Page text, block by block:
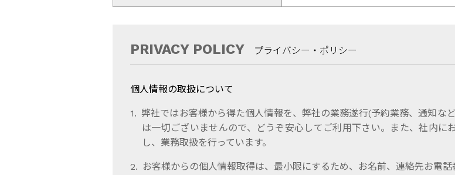
PRIVACY POLICY プライバシー・ポリシー
個人情報の取扱について
弊社ではお客様から得た個人情報を、弊社の業務遂行(予約業務、通知な
は一切ございませんので、どうぞ安心してご利用下さい。また、社内に
し、業務取扱を行っています。
お客様からの個人情報取得は、最小限にするため、お名前、連絡先お電